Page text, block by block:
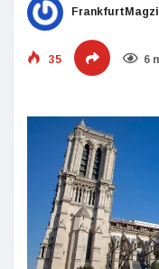
35 6